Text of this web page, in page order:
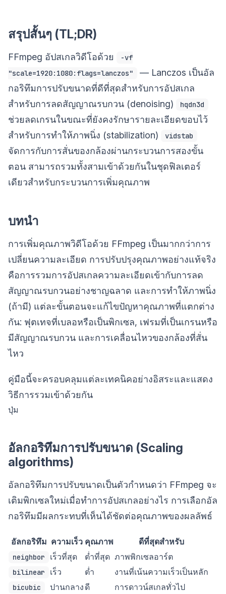
สรุปสั้นๆ (TL;DR)
FFmpeg อัปสเกลวิดีโอด้วย
-vf
"scale=1920:1080:flags=lanczos"
— Lanczos เป็นอัล
กอริทึมการปรับขนาดที่ดีที่สุดสำหรับการอัปสเกล
สำหรับการลดสัญญาณรบกวน (denoising)
hqdn3d
ช่วยลดเกรนในขณะที่ยังคงรักษารายละเอียดขอบไว้
สำหรับการทำให้ภาพนิ่ง (stabilization)
vidstab
จัดการกับการสั่นของกล้องผ่านกระบวนการสองขั้น
ตอน สามารถรวมทั้งสามเข้าด้วยกันในชุดฟิลเตอร์
เดียวสำหรับกระบวนการเพิ่มคุณภาพ
บทนำ
การเพิ่มคุณภาพวิดีโอด้วย FFmpeg เป็นมากกว่าการ
เปลี่ยนความละเอียด การปรับปรุงคุณภาพอย่างแท้จริง
คือการรวมการอัปสเกลความละเอียดเข้ากับการลด
สัญญาณรบกวนอย่างชาญฉลาด และการทำให้ภาพนิ่ง
(ถ้ามี) แต่ละขั้นตอนจะแก้ไขปัญหาคุณภาพที่แตกต่าง
กัน: ฟุตเทจที่เบลอหรือเป็นพิกเซล, เฟรมที่เป็นเกรนหรือ
มีสัญญาณรบกวน และการเคลื่อนไหวของกล้องที่สั่น
ไหว
คู่มือนี้จะครอบคลุมแต่ละเทคนิคอย่างอิสระและแสดง
วิธีการรวมเข้าด้วยกัน
ปุ่ม
อัลกอริทึมการปรับขนาด (Scaling
algorithms)
อัลกอริทึมการปรับขนาดเป็นตัวกำหนดว่า FFmpeg จะ
เติมพิกเซลใหม่เมื่อทำการอัปสเกลอย่างไร การเลือกอัล
กอริทึมมีผลกระทบที่เห็นได้ชัดต่อคุณภาพของผลลัพธ์
อัลกอริทึม ความเร็ว คุณภาพ ดีที่สุดสำหรับ
neighbor เร็วที่สุด ต่ำที่สุด ภาพพิกเซลอาร์ต
bilinear เร็ว ต่ำ งานที่เน้นความเร็วเป็นหลัก
bicubic ปานกลาง ดี การดาวน์สเกลทั่วไป